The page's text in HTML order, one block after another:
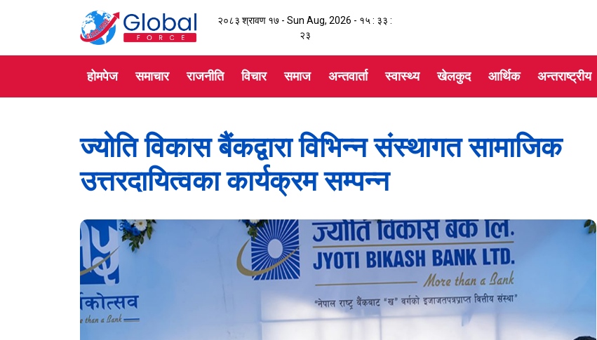
२०८३ श्रावण १७ - Sun Aug, 2026 - १५ : ३३ :
२४
होमपेज समाचार राजनीति विचार समाज अन्तवार्ता स्वास्थ्य खेलकुद आर्थिक अन्तराष्ट्रीय
ज्योति विकास बैंकद्वारा विभिन्न संस्थागत सामाजिक
उत्तरदायित्वका कार्यक्रम सम्पन्न